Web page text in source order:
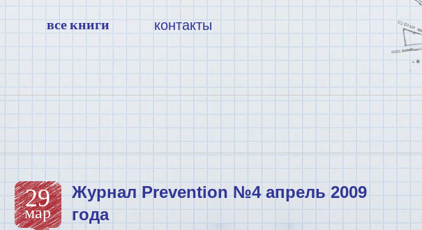
все книги контакты
29
мар
Журнал Prevention №4 апрель 2009
года